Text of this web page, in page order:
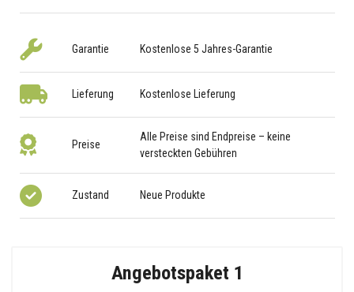
Garantie Kostenlose 5 Jahres-Garantie
Lieferung Kostenlose Lieferung
Preise
Alle Preise sind Endpreise – keine
versteckten Gebühren
Zustand Neue Produkte
Angebotspaket 1